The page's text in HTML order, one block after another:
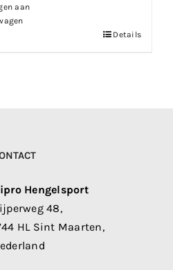
aan
Details
Hengelsport
48,
HL Sint Maarten,